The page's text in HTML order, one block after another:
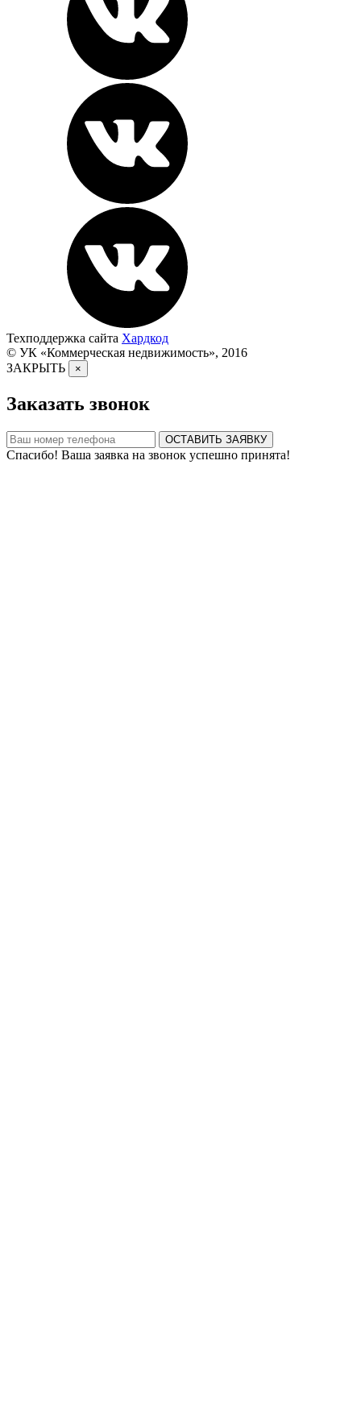
Техподдержка сайта Хардкод
© УК «Коммерческая недвижимость», 2016
ЗАКРЫТЬ
×
Заказать звонок
ОСТАВИТЬ ЗАЯВКУ
Спасибо! Ваша заявка на звонок успешно принята!